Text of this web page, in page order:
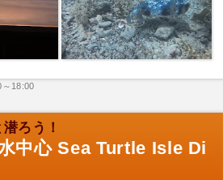
18:00
ろう！
中心 Sea Turtle Isle Di